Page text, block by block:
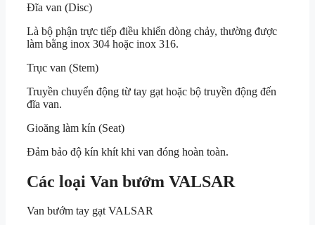
Đĩa van (Disc)
Là bộ phận trực tiếp điều khiển dòng chảy, thường được
làm bằng inox 304 hoặc inox 316.
Trục van (Stem)
Truyền chuyển động từ tay gạt hoặc bộ truyền động đến
đĩa van.
Gioăng làm kín (Seat)
Đảm bảo độ kín khít khi van đóng hoàn toàn.
Các loại Van bướm VALSAR
Van bướm tay gạt VALSAR